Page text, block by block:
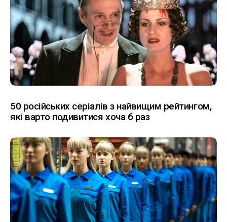
50 російських серіалів з найвищим рейтингом,
які варто подивитися хоча б раз